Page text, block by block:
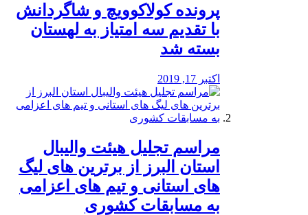
پرونده کولاکوویچ و شاگردانش
با تقدیم سه امتیاز به لهستان
بسته شد
اکتبر 17, 2019
مراسم تجلیل هیئت والیبال
استان البرز از برترین های لیگ
های استانی و تیم های اعزامی
به مسابقات کشوری